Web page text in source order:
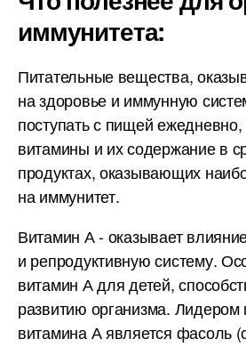
иммунитета:
Питательные вещества,
на здоровье и иммунную
поступать с пищей
витамины и их содержание в
продуктах, оказывающих
на иммунитет.
Витамин А - оказывает
и репродуктивную систему.
витамин А для детей,
развитию организма.
витамина А является фасоль